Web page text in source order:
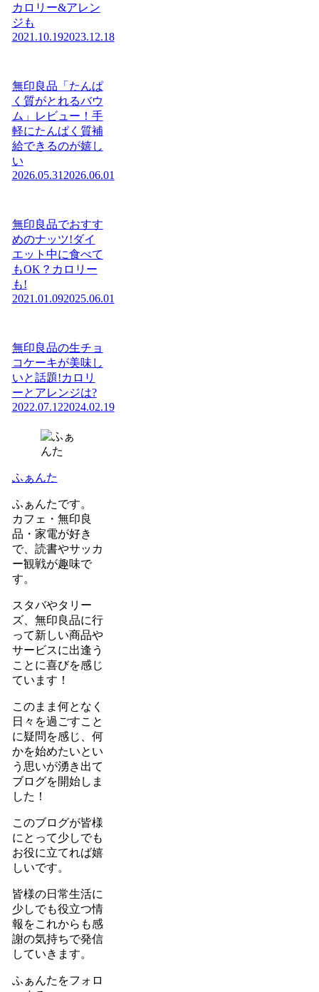
カロリー&アレン
ジも
2021.10.192023.12.18
無印良品「たんぱ
く質がとれるバウ
ム」レビュー！手
軽にたんぱく質補
給できるのが嬉し
い
2026.05.31 2026.06.01
無印良品でおすす
めのナッツ!ダイ
エット中に食べて
もOK？カロリー
も!
2021.01.092025.06.01
無印良品の生チョ
コケーキが美味し
いと話題!カロリ
ーとアレンジは?
2022.07.122024.02.19
ふぁんた
ふぁんたです。
カフェ・無印良
品・家電が好き
で、読書やサッカ
ー観戦が趣味で
す。
スタバやタリー
ズ、無印良品に行
って新しい商品や
サービスに出逢う
ことに喜びを感じ
ています！
このまま何となく
日々を過ごすこと
に疑問を感じ、何
かを始めたいとい
う思いが湧き出て
ブログを開始しま
した！
このブログが皆様
にとって少しでも
お役に立てれば嬉
しいです。
皆様の日常生活に
少しでも役立つ情
報をこれからも感
謝の気持ちで発信
していきます。
ふぁんたをフォロ